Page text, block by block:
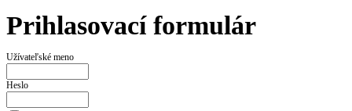
Prihlasovací formulár
Užívateľské meno
Heslo